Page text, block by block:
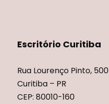
Escritório Curitiba
Rua Lourenço Pinto, 500
Curitiba – PR
CEP: 80010-160